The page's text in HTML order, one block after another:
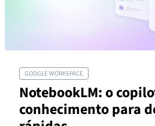
GOOGLE WORKSPACE
NotebookLM: o
conhecimento para